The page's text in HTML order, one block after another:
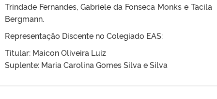
Trindade Fernandes, Gabriele da Fonseca Monks e Tacila
Bergmann.
Representação Discente no Colegiado EAS:
Titular: Maicon Oliveira Luiz
Suplente: Maria Carolina Gomes Silva e Silva